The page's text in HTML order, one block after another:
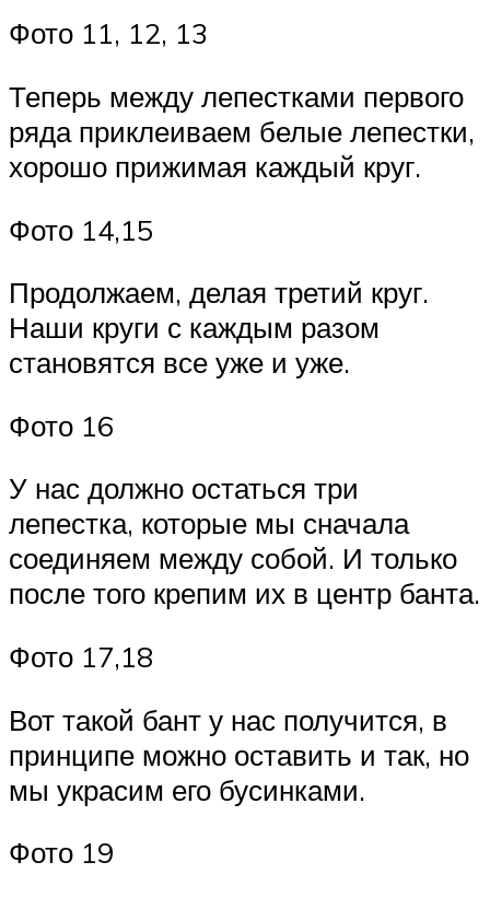
Фото 11, 12, 13
Теперь между лепестками первого
ряда приклеиваем белые лепестки,
хорошо прижимая каждый круг.
Фото 14,15
Продолжаем, делая третий круг.
Наши круги с каждым разом
становятся все уже и уже.
Фото 16
У нас должно остаться три
лепестка, которые мы сначала
соединяем между собой. И только
после того крепим их в центр банта.
Фото 17,18
Вот такой бант у нас получится, в
принципе можно оставить и так, но
мы украсим его бусинками.
Фото 19